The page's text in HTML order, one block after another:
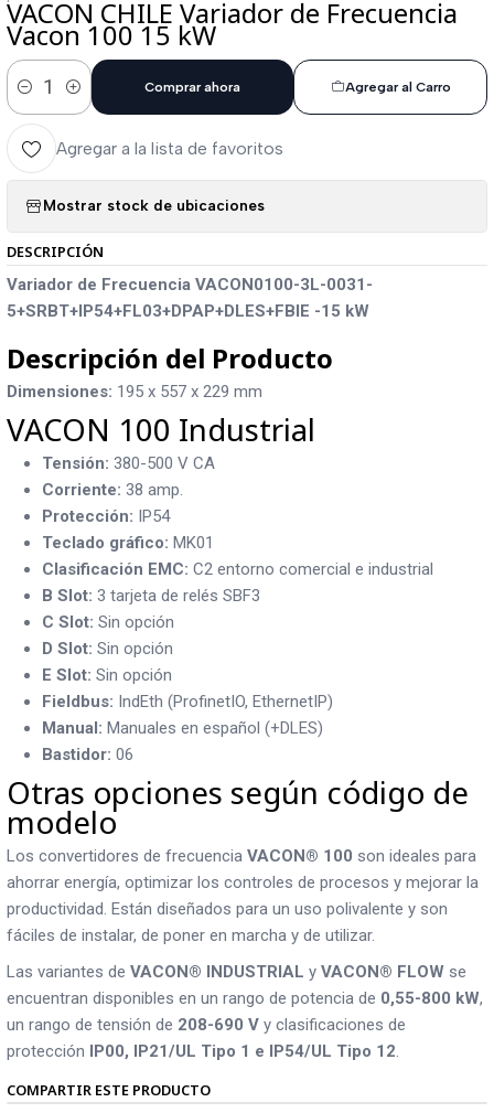
VACON CHILE Variador de Frecuencia
Vacon 100 15 kW
Cantidad
Agregar al Carro
Comprar ahora
Agregar a la lista de favoritos
Mostrar stock de ubicaciones
DESCRIPCIÓN
Variador de Frecuencia VACON0100-3L-0031-
5+SRBT+IP54+FL03+DPAP+DLES+FBIE -15 kW
Descripción del Producto
Dimensiones: 195 x 557 x 229 mm
VACON 100 Industrial
Tensión: 380-500 V CA
Corriente: 38 amp.
Protección: IP54
Teclado gráfico: MK01
Clasificación EMC: C2 entorno comercial e industrial
B Slot: 3 tarjeta de relés SBF3
C Slot: Sin opción
D Slot: Sin opción
E Slot: Sin opción
Fieldbus: IndEth (ProfinetIO, EthernetIP)
Manual: Manuales en español (+DLES)
Bastidor: 06
Otras opciones según código de
modelo
Los convertidores de frecuencia VACON® 100 son ideales para
ahorrar energía, optimizar los controles de procesos y mejorar la
productividad. Están diseñados para un uso polivalente y son
fáciles de instalar, de poner en marcha y de utilizar.
Las variantes de VACON® INDUSTRIAL y VACON® FLOWse
encuentran disponibles en un rango de potencia de 0,55-800 kW,
un rango de tensión de 208-690 Vy clasificaciones de
protección IP00, IP21/UL Tipo 1 e IP54/UL Tipo 12.
COMPARTIR ESTE PRODUCTO